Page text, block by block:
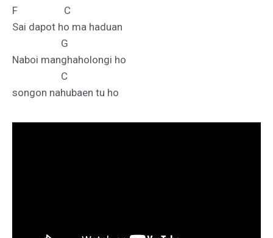
F                   C
Sai dapot ho ma haduan
Naboi manghaholongi ho